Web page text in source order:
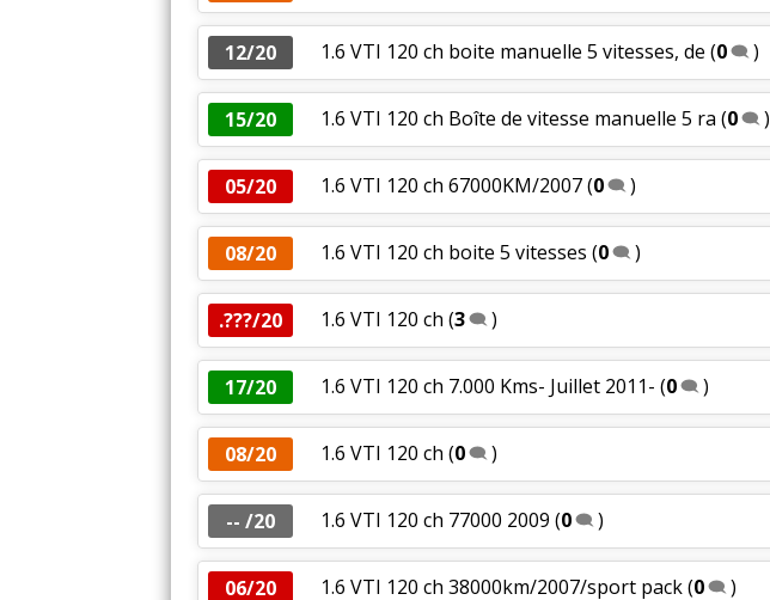
12/20 1.6 VTI 120 ch boite manuelle 5 vitesses, de (0 )
15/20 1.6 VTI 120 ch Boîte de vitesse manuelle 5 ra (0 )
05/20 1.6 VTI 120 ch 67000KM/2007(0 )
08/20 1.6 VTI 120 ch boite 5 vitesses (0 )
.???/20 1.6 VTI 120 ch (3 )
17/20 1.6 VTI 120 ch 7.000 Kms- Juillet 2011- (0 )
08/20 1.6 VTI 120 ch (0 )
-- /20 1.6 VTI 120 ch 77000 2009 (0 )
06/20 1.6 VTI 120 ch 38000km/2007/sport pack(0 )